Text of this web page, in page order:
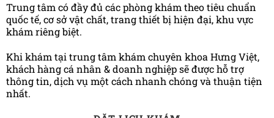
Trung tâm có đầy đủ các phòng khám theo tiêu chuẩn
quốc tế, cơ sở vật chất, trang thiết bị hiện đại, khu vực
khám riêng biệt.
Khi khám tại trung tâm khám chuyên khoa Hưng Việt,
khách hàng cá nhân & doanh nghiệp sẽ được hỗ trợ
thông tin, dịch vụ một cách nhanh chóng và thuận tiện
nhất.